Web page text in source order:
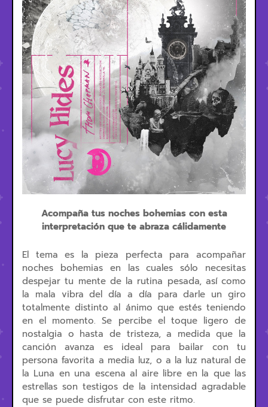
Acompaña tus noches bohemias con esta
interpretación que te abraza cálidamente
El tema es la pieza perfecta para acompañar
noches bohemias en las cuales sólo necesitas
despejar tu mente de la rutina pesada, así como
la mala vibra del día a día para darle un giro
totalmente distinto al ánimo que estés teniendo
en el momento. Se percibe el toque ligero de
nostalgia o hasta de tristeza, a medida que la
canción avanza es ideal para bailar con tu
persona favorita a media luz, o a la luz natural de
la Luna en una escena al aire libre en la que las
estrellas son testigos de la intensidad agradable
que se puede disfrutar con este ritmo.